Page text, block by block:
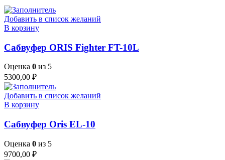
Добавить в список желаний
В корзину
Сабвуфер ORIS Fighter FT-10L
Оценка 0 из 5
5300,00 ₽
Добавить в список желаний
В корзину
Сабвуфер Oris EL-10
Оценка 0 из 5
9700,00 ₽